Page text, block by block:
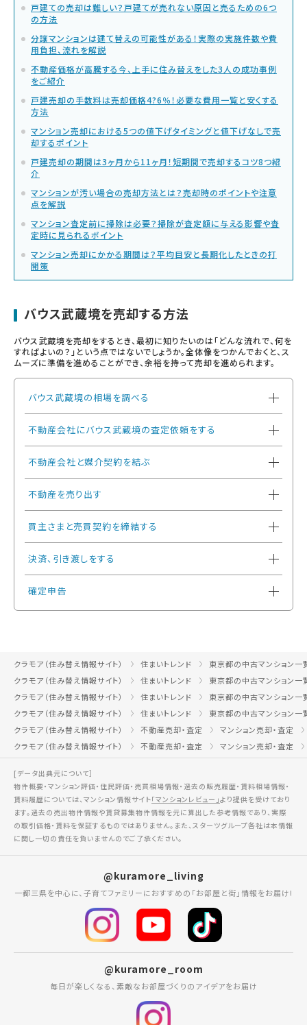
戸建ての売却は難しい？戸建てが売れない原因と売るための6つ
の方法
分譲マンションは建て替えの可能性がある！実際の実施件数や費
用負担、流れを解説
不動産価格が高騰する今、上手に住み替えをした3人の成功事例
をご紹介
戸建売却の手数料は売却価格4?6％！必要な費用一覧と安くする
方法
マンション売却における5つの値下げタイミングと値下げなしで売
却するポイント
戸建売却の期間は3ヶ月から11ヶ月！短期間で売却するコツ8つ紹
介
マンションが汚い場合の売却方法とは？売却時のポイントや注意
点を解説
マンション査定前に掃除は必要？掃除が査定額に与える影響や査
定時に見られるポイント
マンション売却にかかる期間は？平均目安と長期化したときの打
開策
バウス武蔵境を売却する方法
バウス武蔵境を売却をするとき、最初に知りたいのは「どんな流れで、何を
すればよいの？」という点ではないでしょうか。全体像をつかんでおくと、ス
ムーズに準備を進めることができ、余裕を持って売却を進められます。
バウス武蔵境の相場を調べる
不動産会社にバウス武蔵境の査定依頼をする
不動産会社と媒介契約を結ぶ
不動産を売り出す
買主さまと売買契約を締結する
決済、引き渡しをする
確定申告
クラモア（住み替え情報サイト） 住まいトレンド
東京都の中古マンション一
クラモア（住み替え情報サイト）
住まいトレンド
東京都の中古マンション一
クラモア（住み替え情報サイト）
住まいトレンド
東京都の中古マンション一
クラモア（住み替え情報サイト）
住まいトレンド
東京都の中古マンション一
クラモア（住み替え情報サイト）
不動産売却・査定
マンション売却・査定
クラモア（住み替え情報サイト）
不動産売却・査定 マンション売却・査定
[データ出典元について］
物件概要・マンション評価・住民評価・売買相場情報・過去の販売履歴・賃料相場情報・
賃料履歴については、マンション情報サイト「マンションレビュー」より提供を受けており
ます。過去の売出物件情報や賃貸募集物件情報を元に算出した参考情報であり、実際
の取引価格・賃料を保証するものではありません。また、スターツグループ各社は本情報
に関し一切の責任を負いませんのでご了承ください。
@kuramore_living
一都三県を中心に、子育てファミリーにおすすめの「お部屋と街」情報をお届け!
@kuramore_room
毎日が楽しくなる、素敵なお部屋づくりのアイデアをお届け